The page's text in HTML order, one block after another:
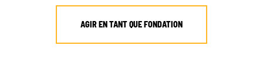
AGIR EN TANT QUE FONDATION